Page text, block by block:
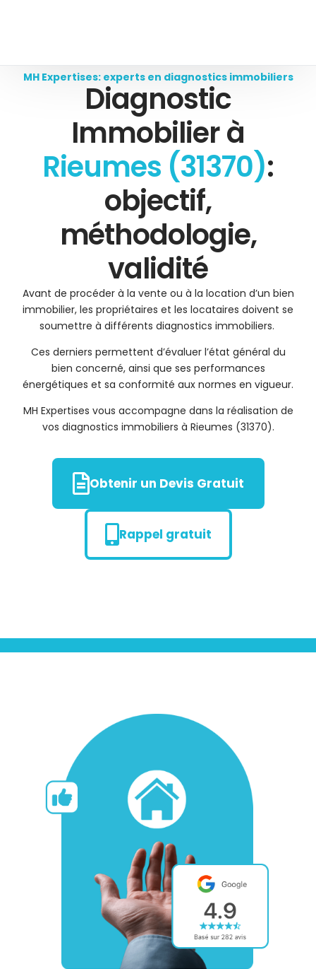
MH Expertises: experts en diagnostics immobiliers
Diagnostic
Immobilier à
Rieumes (31370):
objectif,
méthodologie,
validité
Avant de procéder à la vente ou à la location d’un bien
immobilier, les propriétaires et les locataires doivent se
soumettre à différents diagnostics immobiliers.
Ces derniers permettent d’évaluer l’état général du
bien concerné, ainsi que ses performances
énergétiques et sa conformité aux normes en vigueur.
MH Expertises vous accompagne dans la réalisation de
vos diagnostics immobiliers à Rieumes (31370).
Obtenir un Devis Gratuit
Rappel gratuit